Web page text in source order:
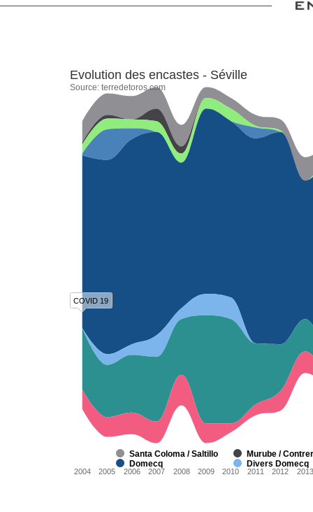
Evolution des encastes - Séville
Source: terredetoros.com
COVID 19
Santa Coloma / Saltillo
Murube /
Domecq
Divers Domecq
2004 2005 2006 2007 2008 2009 2010 2011 2012 2013